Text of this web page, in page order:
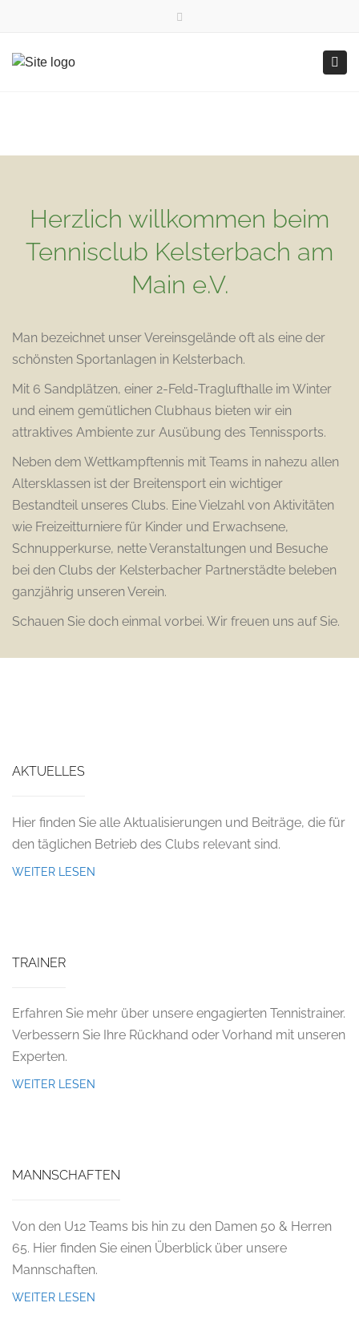
Herzlich willkommen beim
Tennisclub Kelsterbach am
Main e.V.
Man bezeichnet unser Vereinsgelände oft als eine der
schönsten Sportanlagen in Kelsterbach.
Mit 6 Sandplätzen, einer 2-Feld-Traglufthalle im Winter
und einem gemütlichen Clubhaus bieten wir ein
attraktives Ambiente zur Ausübung des Tennissports.
Neben dem Wettkampftennis mit Teams in nahezu allen
Altersklassen ist der Breitensport ein wichtiger
Bestandteil unseres Clubs. Eine Vielzahl von Aktivitäten
wie Freizeitturniere für Kinder und Erwachsene,
Schnupperkurse, nette Veranstaltungen und Besuche
bei den Clubs der Kelsterbacher Partnerstädte beleben
ganzjährig unseren Verein.
Schauen Sie doch einmal vorbei. Wir freuen uns auf Sie.
AKTUELLES
Hier finden Sie alle Aktualisierungen und Beiträge, die für
den täglichen Betrieb des Clubs relevant sind.
WEITER LESEN
TRAINER
Erfahren Sie mehr über unsere engagierten Tennistrainer.
Verbessern Sie Ihre Rückhand oder Vorhand mit unseren
Experten.
WEITER LESEN
MANNSCHAFTEN
Von den U12 Teams bis hin zu den Damen 50 & Herren
65. Hier finden Sie einen Überblick über unsere
Mannschaften.
WEITER LESEN